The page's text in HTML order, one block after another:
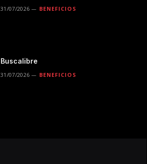
31/07/2026 BENEFICIOS
Buscalibre
31/07/2026 BENEFICIOS